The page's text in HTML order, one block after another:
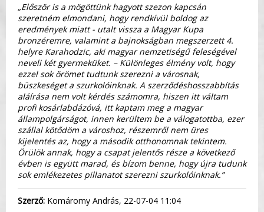
„Először is a mögöttünk hagyott szezon kapcsán
szeretném elmondani, hogy rendkívül boldog az
eredmények miatt - utalt vissza a Magyar Kupa
bronzéremre, valamint a bajnokságban megszerzett 4.
helyre Karahodzic, aki magyar nemzetiségű feleségével
neveli két gyermeküket. – Különleges élmény volt, hogy
ezzel sok örömet tudtunk szerezni a városnak,
büszkeséget a szurkolóinknak. A szerződéshosszabbítás
aláírása nem volt kérdés számomra, hiszen itt váltam
profi kosárlabdázóvá, itt kaptam meg a magyar
állampolgárságot, innen kerültem be a válogatottba, ezer
szállal kötődöm a városhoz, részemről nem üres
kijelentés az, hogy a második otthonomnak tekintem.
Örülök annak, hogy a csapat jelentős része a következő
évben is együtt marad, és bízom benne, hogy újra tudunk
sok emlékezetes pillanatot szerezni szurkolóinknak.”
Szerző: Komáromy András, 22-07-04 11:04